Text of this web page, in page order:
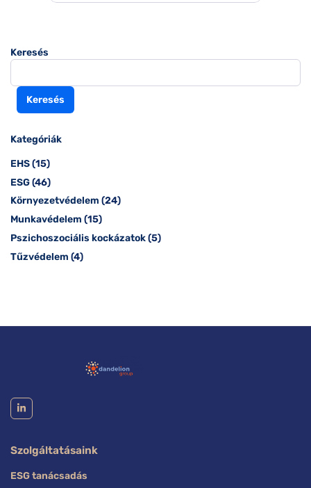
Keresés
Keresés
Kategóriák
EHS(15)
ESG(46)
Környezetvédelem (24)
Munkavédelem (15)
Pszichoszociális kockázatok(5)
Tűzvédelem (4)
Szolgáltatásaink
ESG tanácsadás